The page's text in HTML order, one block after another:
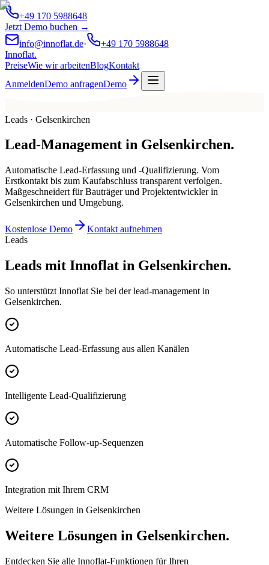
+49 170 5988648
Jetzt Demo buchen →
info@innoflat.de·
+49 170 5988648
Innoflat.
PreiseWie wir arbeitenBlogKontakt
AnmeldenDemo anfragenDemo
Leads · Gelsenkirchen
Lead-Management in Gelsenkirchen.
Automatische Lead-Erfassung und -Qualifizierung. Vom
Erstkontakt bis zum Kaufabschluss transparent verfolgen.
Maßgeschneidert für Bauträger und Projektentwickler in
Gelsenkirchen und Umgebung.
Kostenlose Demo
Kontakt aufnehmen
Leads
Leads mit Innoflat in Gelsenkirchen.
So unterstützt Innoflat Sie bei der lead-management in
Gelsenkirchen.
Automatische Lead-Erfassung aus allen Kanälen
Intelligente Lead-Qualifizierung
Automatische Follow-up-Sequenzen
Integration mit Ihrem CRM
Weitere Lösungen in Gelsenkirchen
Weitere Lösungen in Gelsenkirchen.
Entdecken Sie alle Innoflat-Funktionen für Ihren